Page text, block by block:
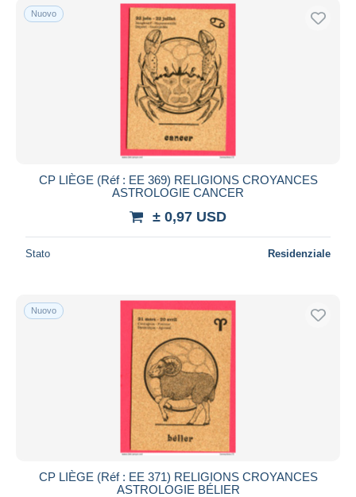
Nuovo
CP LIÈGE (Réf : EE 369) RELIGIONS CROYANCES
ASTROLOGIE CANCER
± 0,97 USD
Stato Residenziale
Nuovo
CP LIÈGE (Réf : EE 371) RELIGIONS CROYANCES
ASTROLOGIE BÉLIER